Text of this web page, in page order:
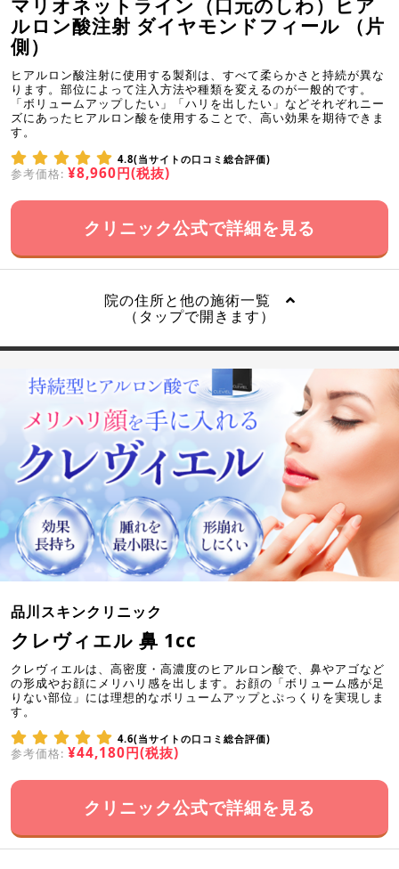
マリオネットライン（口元のしわ）ヒア
ルロン酸注射 ダイヤモンドフィール （片
側）
ヒアルロン酸注射に使用する製剤は、すべて柔らかさと持続が異な
ります。部位によって注入方法や種類を変えるのが一般的です。
「ボリュームアップしたい」「ハリを出したい」などそれぞれニー
ズにあったヒアルロン酸を使用することで、高い効果を期待できま
す。
4.8(当サイトの口コミ総合評価)
参考価格: ¥8,960円(税抜)
クリニック公式で詳細を見る
院の住所と他の施術一覧
（タップで開きます）
品川スキンクリニック
クレヴィエル 鼻 1cc
クレヴィエルは、高密度・高濃度のヒアルロン酸で、鼻やアゴなど
の形成やお顔にメリハリ感を出します。お顔の「ボリューム感が足
りない部位」には理想的なボリュームアップとぷっくりを実現しま
す。
4.6(当サイトの口コミ総合評価)
参考価格: ¥44,180円(税抜)
クリニック公式で詳細を見る